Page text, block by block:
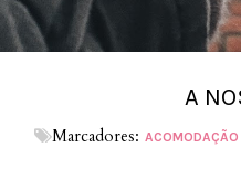
A
Marcadores: ACOMODAÇÃO